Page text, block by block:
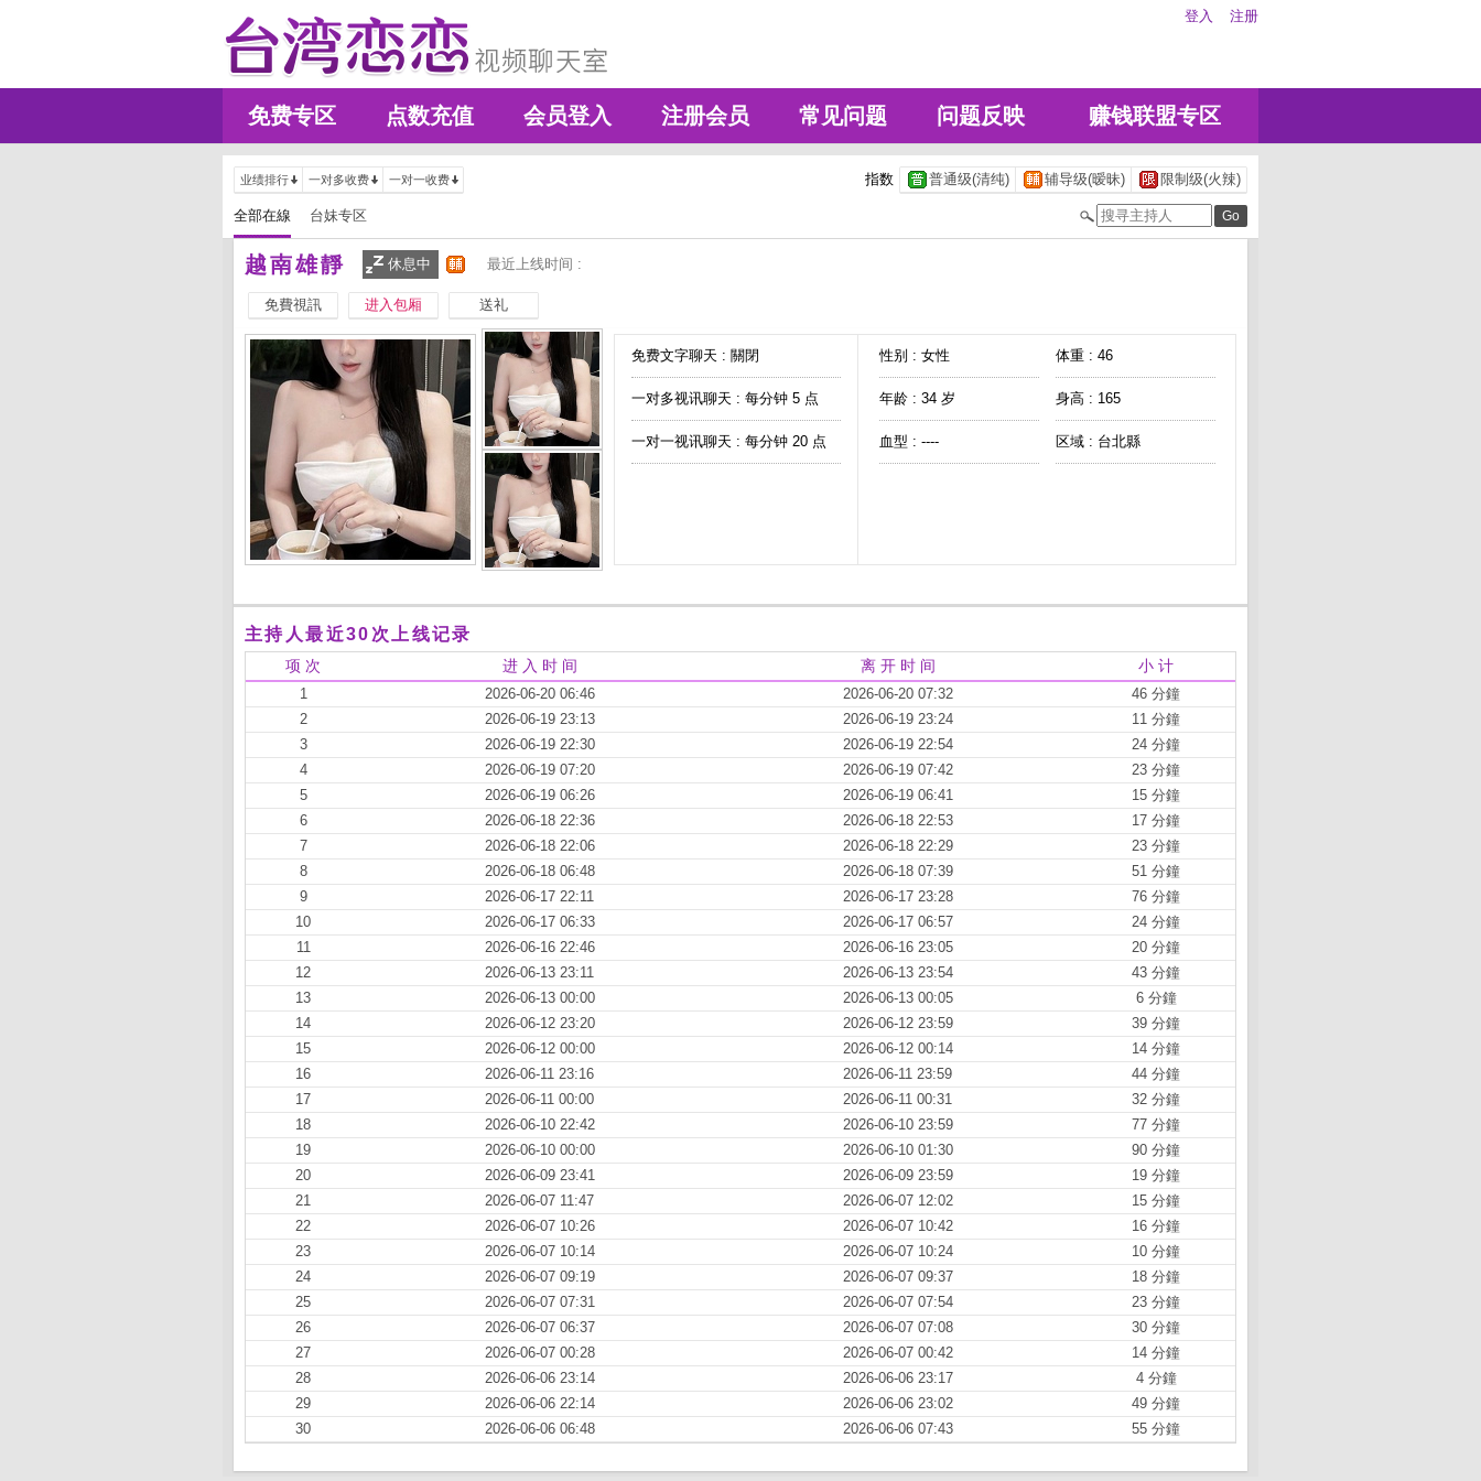
登入 注册
免费专区 点数充值 会员登入 注册会员 常见问题 问题反映 赚钱联盟专区
业绩排行 一对多收费 一对一收费 指数 普通级(清纯) 辅导级(暧昧) 限制级(火辣)
全部在線 台妹专区
越南雄靜 休息中 最近上线时间 :
免費視訊 进入包厢 送礼
免费文字聊天 : 關閉
一对多视讯聊天 : 每分钟 5 点
一对一视讯聊天 : 每分钟 20 点
性别 : 女性 体重 : 46
年龄 : 34 岁 身高 : 165
血型 : ---- 区域 : 台北縣
主持人最近30次上线记录
项 次 进 入 时 间 离 开 时 间 小 计
1 2026-06-20 06:46 2026-06-20 07:32
46 分鐘
2
2026-06-19 23:13 2026-06-19 23:24
11 分鐘
3
2026-06-19 22:30 2026-06-19 22:54
24 分鐘
4
2026-06-19 07:20 2026-06-19 07:42
23 分鐘
5
2026-06-19 06:26 2026-06-19 06:41
15 分鐘
6
2026-06-18 22:36 2026-06-18 22:53
17 分鐘
7
2026-06-18 22:06 2026-06-18 22:29
23 分鐘
8
2026-06-18 06:48 2026-06-18 07:39
51 分鐘
9
2026-06-17 22:11 2026-06-17 23:28
76 分鐘
10
2026-06-17 06:33 2026-06-17 06:57
24 分鐘
11
2026-06-16 22:46 2026-06-16 23:05
20 分鐘
12
2026-06-13 23:11 2026-06-13 23:54
43 分鐘
13
2026-06-13 00:00 2026-06-13 00:05
6 分鐘
14
2026-06-12 23:20 2026-06-12 23:59
39 分鐘
15
2026-06-12 00:00 2026-06-12 00:14
14 分鐘
16
2026-06-11 23:16 2026-06-11 23:59
44 分鐘
17
2026-06-11 00:00 2026-06-11 00:31
32 分鐘
18
2026-06-10 22:42 2026-06-10 23:59
77 分鐘
19
2026-06-10 00:00 2026-06-10 01:30
90 分鐘
20
2026-06-09 23:41 2026-06-09 23:59
19 分鐘
21
2026-06-07 11:47 2026-06-07 12:02
15 分鐘
22
2026-06-07 10:26 2026-06-07 10:42
16 分鐘
23
2026-06-07 10:14 2026-06-07 10:24
10 分鐘
24
2026-06-07 09:19 2026-06-07 09:37
18 分鐘
25
2026-06-07 07:31 2026-06-07 07:54
23 分鐘
26
2026-06-07 06:37 2026-06-07 07:08
30 分鐘
27
2026-06-07 00:28 2026-06-07 00:42
14 分鐘
28
2026-06-06 23:14 2026-06-06 23:17
4 分鐘
29
2026-06-06 22:14 2026-06-06 23:02
49 分鐘
30
2026-06-06 06:48 2026-06-06 07:43 55 分鐘